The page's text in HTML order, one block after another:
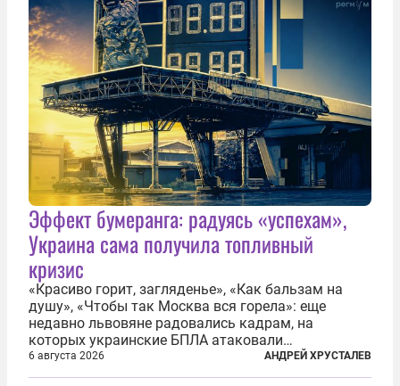
Эффект бумеранга: радуясь «успехам»,
Украина сама получила топливный
кризис
«Красиво горит, загляденье», «Как бальзам на
душу», «Чтобы так Москва вся горела»: еще
недавно львовяне радовались кадрам, на
которых украинские БПЛА атаковали
нефтеперерабатывающие предприятия России. В
скором времени оказалось, что в «эту игру можно
6 августа 2026 АНДРЕЙ ХРУСТАЛЕВ